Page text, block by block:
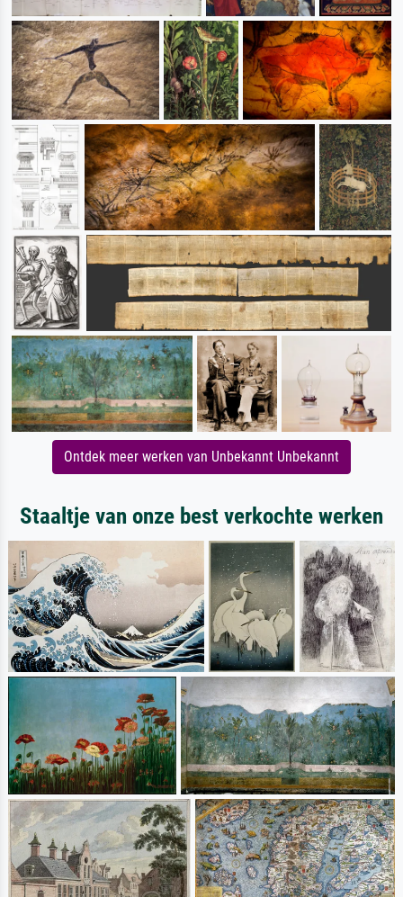
Ontdek meer werken van Unbekannt Unbekannt
Staaltje van onze best verkochte werken